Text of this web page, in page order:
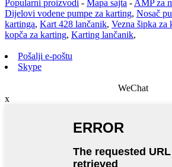
Popularni proizvodi - Mapa sajta - AMP za
Dijelovi vodene pumpe za karting, Nosač
kartinga, Kart 428 lančanik, Vezna šipka za
kopča za karting, Karting lančanik,
Pošalji e-poštu
Skype
WeChat
x